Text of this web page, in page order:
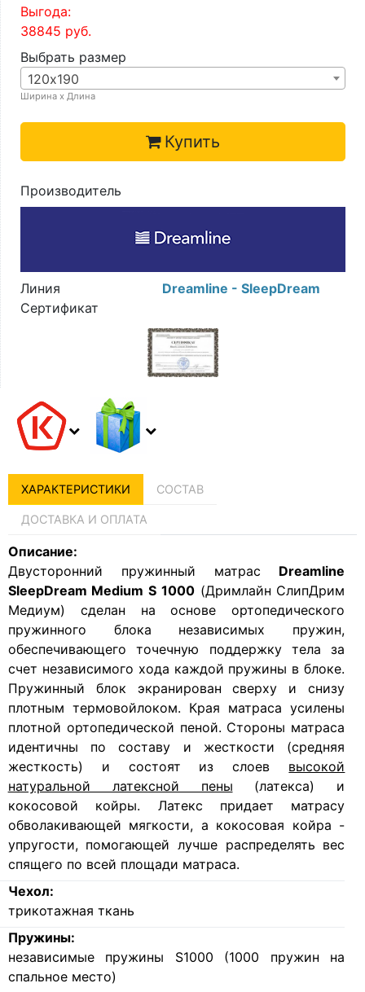
Выгода:
38845 руб.
Выбрать размер
120х190
Ширина х Длина
Купить
Производитель
Линия
Dreamline - SleepDream
Сертификат
ХАРАКТЕРИСТИКИ СОСТАВ
ДОСТАВКА И ОПЛАТА
Описание:
Двусторонний пружинный матрас Dreamline
SleepDream Medium S 1000(Дримлайн СлипДрим
Медиум) сделан на основе ортопедического
пружинного блока независимых пружин,
обеспечивающего точечную поддержку тела за
счет независимого хода каждой пружины в блоке.
Пружинный блок экранирован сверху и снизу
плотным термовойлоком. Края матраса усилены
плотной ортопедической пеной. Стороны матраса
идентичны по составу и жесткости (средняя
жесткость) и состоят из слоев высокой
натуральной латексной пены (латекса) и
кокосовой койры. Латекс придает матрасу
обволакивающей мягкости, а кокосовая койра -
упругости, помогающей лучше распределять вес
спящего по всей площади матраса.
Чехол:
трикотажная ткань
Пружины:
независимые пружины S1000 (1000 пружин на
спальное место)